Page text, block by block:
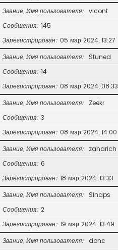
Звание, Имя пользователя
vicont
Сообщения 145
Зарегистрирован 05 мар 2024, 13:27
Звание, Имя пользователя
Stuned
Сообщения 14
Зарегистрирован 08 мар 2024, 08:33
Звание, Имя пользователя
Zeekr
Сообщения 3
Зарегистрирован 08 мар 2024, 14:00
Звание, Имя пользователя
zaharich
Сообщения 6
Зарегистрирован 18 мар 2024, 13:33
Звание, Имя пользователя
Sinaps
Сообщения 2
Зарегистрирован 19 мар 2024, 13:49
Звание, Имя пользователя
donc